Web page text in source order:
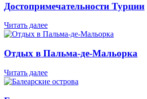
Достопримечательности Турции
Читать далее
Отдых в Пальма-де-Мальорка
Читать далее